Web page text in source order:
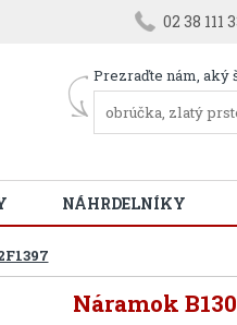
02 38 111
Prezraďte nám, aký
NÁHRDELNÍKY
Náramok